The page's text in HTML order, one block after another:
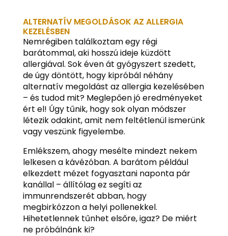
ALTERNATÍV MEGOLDÁSOK AZ ALLERGIA
KEZELÉSBEN
Nemrégiben találkoztam egy régi
barátommal, aki hosszú ideje küzdött
allergiával. Sok éven át gyógyszert szedett,
de úgy döntött, hogy kipróbál néhány
alternatív megoldást az allergia kezelésében
– és tudod mit? Meglepően jó eredményeket
ért el! Úgy tűnik, hogy sok olyan módszer
létezik odakint, amit nem feltétlenül ismerünk
vagy veszünk figyelembe.
Emlékszem, ahogy mesélte mindezt nekem
lelkesen a kávézóban. A barátom például
elkezdett mézet fogyasztani naponta pár
kanállal – állítólag ez segíti az
immunrendszerét abban, hogy
megbirkózzon a helyi pollenekkel.
Hihetetlennek tűnhet elsőre, igaz? De miért
ne próbálnánk ki?